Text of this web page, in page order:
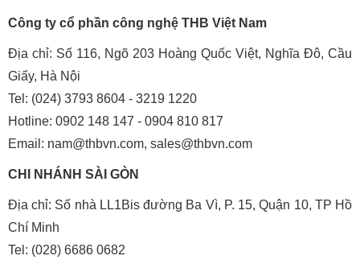
Công ty cổ phần công nghệ THB Việt Nam
Địa chỉ: Số 116, Ngõ 203 Hoàng Quốc Việt, Nghĩa Đô, Cầu
Giấy, Hà Nội
Tel: (024) 3793 8604 - 3219 1220
Hotline: 0902 148 147 - 0904 810 817
Email: nam@thbvn.com, sales@thbvn.com
CHI NHÁNH SÀI GÒN
Địa chỉ: Số nhà LL1Bis đường Ba Vì, P. 15, Quận 10, TP Hồ
Chí Minh
Tel: (028) 6686 0682